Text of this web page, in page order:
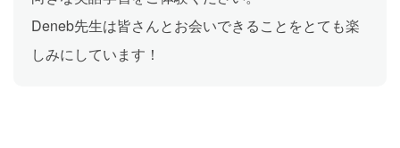
Deneb先生は皆さんとお会いできることをとても楽
しみにしています！